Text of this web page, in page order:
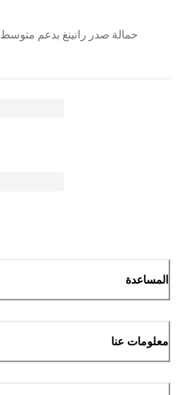
حمالة صدر رانينغ بدعم متوسط
المساعدة
معلومات عنا